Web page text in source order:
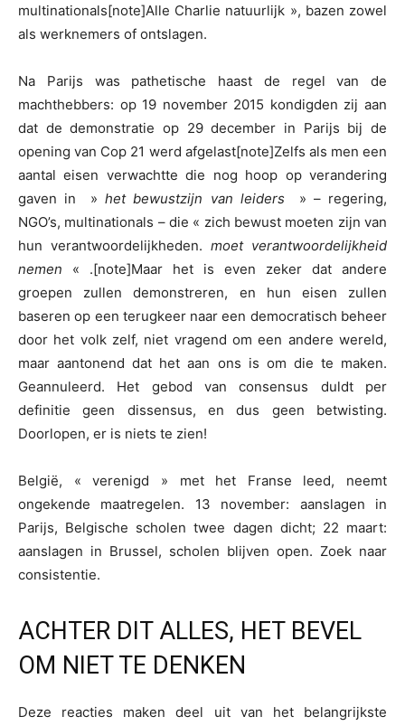
multinationals[note]Alle Charlie natuurlijk », bazen zowel
als werknemers of ontslagen.
Na Parijs was pathetische haast de regel van de
machthebbers: op 19 november 2015 kondigden zij aan
dat de demonstratie op 29 december in Parijs bij de
opening van Cop 21 werd afgelast[note]Zelfs als men een
aantal eisen verwachtte die nog hoop op verandering
gaven in »het bewustzijn van leiders » – regering,
NGO’s, multinationals – die « zich bewust moeten zijn van
hun verantwoordelijkheden. moet verantwoordelijkheid
nemen « .[note]Maar het is even zeker dat andere
groepen zullen demonstreren, en hun eisen zullen
baseren op een terugkeer naar een democratisch beheer
door het volk zelf, niet vragend om een andere wereld,
maar aantonend dat het aan ons is om die te maken.
Geannuleerd. Het gebod van consensus duldt per
definitie geen dissensus, en dus geen betwisting.
Doorlopen, er is niets te zien!
België, « verenigd » met het Franse leed, neemt
ongekende maatregelen. 13 november: aanslagen in
Parijs, Belgische scholen twee dagen dicht; 22 maart:
aanslagen in Brussel, scholen blijven open. Zoek naar
consistentie.
ACHTER DIT ALLES, HET BEVEL
OM NIET TE DENKEN
Deze reacties maken deel uit van het belangrijkste